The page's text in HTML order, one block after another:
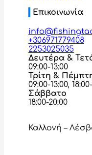
Επικοινωνία
+306971779408
2253025035
Δευτέρα &
09:00-13:00
Τρίτη &
09:00-13:00,
Σάββατο
18:00-20:00
Καλλονή –